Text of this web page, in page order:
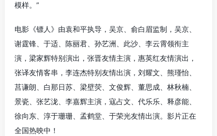
模样。”
电影《镖人》由袁和平执导，吴京、俞白眉监制，吴京、
谢霆锋、于适、陈丽君、孙艺洲、此沙、李云霄领衔主
演，梁家辉特别演出，张晋友情主演，惠英红友情演出，
张译友情客串，李连杰特别友情出演，刘耀文、熊瑾怡、
莒谦朗、白那日苏、梁壁荧、文俊辉、董思成、林秋楠、
景瓷、张艺泷、李嘉辉主演，寇占文、代乐乐、释彦能、
徐向东、淳于珊珊、孟鹤堂、于荣光友情出演。影片正在
全国热映中！